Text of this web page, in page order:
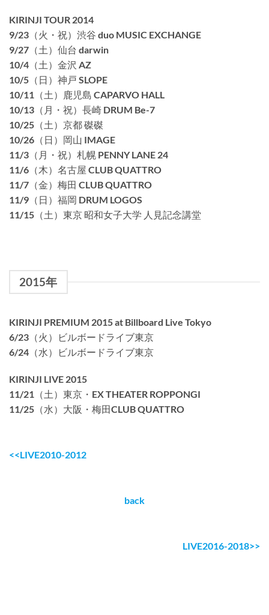
KIRINJI TOUR 2014
9/23（火・祝）渋谷 duo MUSIC EXCHANGE
9/27（土）仙台 darwin
10/4（土）金沢 AZ
10/5（日）神戸 SLOPE
10/11（土）鹿児島 CAPARVO HALL
10/13（月・祝）長崎 DRUM Be-7
10/25（土）京都 磔磔
10/26（日）岡山 IMAGE
11/3（月・祝）札幌 PENNY LANE 24
11/6（木）名古屋 CLUB QUATTRO
11/7（金）梅田 CLUB QUATTRO
11/9（日）福岡 DRUM LOGOS
11/15（土）東京 昭和女子大学 人見記念講堂
2015年
KIRINJI PREMIUM 2015 at Billboard Live Tokyo
6/23（火）ビルボードライブ東京
6/24（水）ビルボードライブ東京
KIRINJI LIVE 2015
11/21（土）東京・EX THEATER ROPPONGI
11/25（水）大阪・梅田CLUB QUATTRO
<<LIVE2010-2012
back
LIVE2016-2018>>